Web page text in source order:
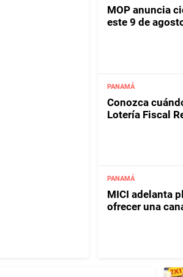
MOP anuncia
este 9 de
PANAMÁ
Conozca
Lotería Fiscal
PANAMÁ
MICI adelanta
ofrecer una